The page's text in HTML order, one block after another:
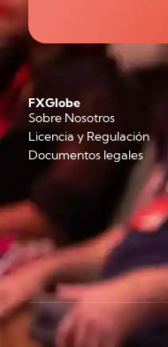
FXGlobe
Sobre Nosotros
Licencia y Regulación
Documentos legales